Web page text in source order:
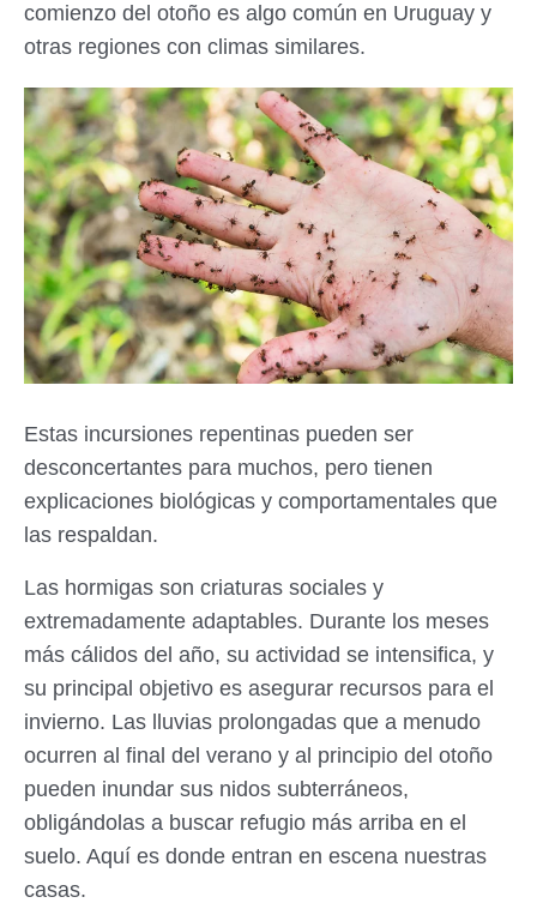
comienzo del otoño es algo común en Uruguay y
otras regiones con climas similares.
Estas incursiones repentinas pueden ser
desconcertantes para muchos, pero tienen
explicaciones biológicas y comportamentales que
las respaldan.
Las hormigas son criaturas sociales y
extremadamente adaptables. Durante los meses
más cálidos del año, su actividad se intensifica, y
su principal objetivo es asegurar recursos para el
invierno. Las lluvias prolongadas que a menudo
ocurren al final del verano y al principio del otoño
pueden inundar sus nidos subterráneos,
obligándolas a buscar refugio más arriba en el
suelo. Aquí es donde entran en escena nuestras
casas.